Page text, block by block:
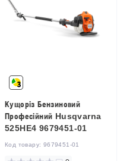
Кущоріз Бензиновий
Професійний Husqvarna
525HE4 9679451-01
Код товару: 9679451-01